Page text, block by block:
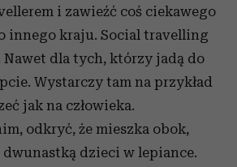
i zawieźć coś ciekawego
innego kraju. Social travelling
Nawet dla tych, którzy jadą do
Wystarczy tam na przykład
jak na człowieka.
odkryć, że mieszka obok,
dwunastką dzieci w lepiance.